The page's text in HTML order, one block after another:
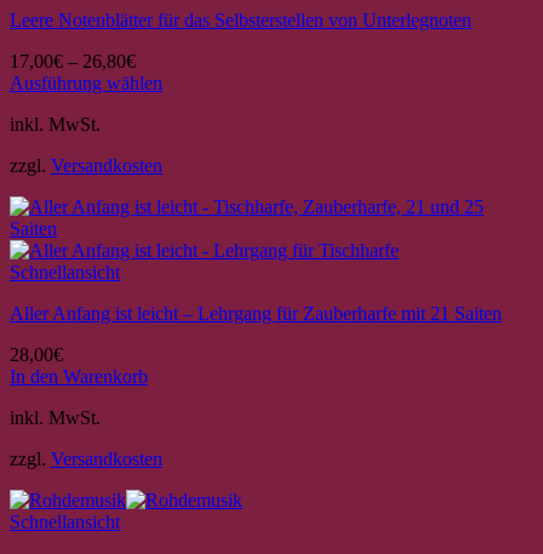
können
auf
der
Produktseite
gewählt
werden
Leere Notenblätter für das Selbsterstellen von Unterlegnoten
17,00€ – 26,80€
Ausführung wählen
Produkt
mehrere
auf.
Die
Optionen
können
der
Produktseite
gewählt
werden
inkl. MwSt.
zzgl. Versandkosten
Schnellansicht
Aller Anfang ist leicht – Lehrgang für Zauberharfe mit 21 Saiten
28,00€
In den Warenkorb
inkl. MwSt.
zzgl. Versandkosten
Schnellansicht